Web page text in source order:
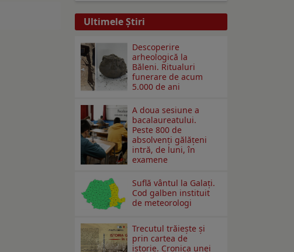
Ultimele Ştiri
Descoperire
arheologică la
Băleni. Ritualuri
funerare de acum
5.000 de ani
A doua sesiune a
bacalaureatului.
Peste 800 de
absolvenţi gălăţeni
intră, de luni, în
examene
Suflă vântul la Galaţi.
Cod galben instituit
de meteorologi
Trecutul trăiește și
prin cartea de
istorie. Cronica unei